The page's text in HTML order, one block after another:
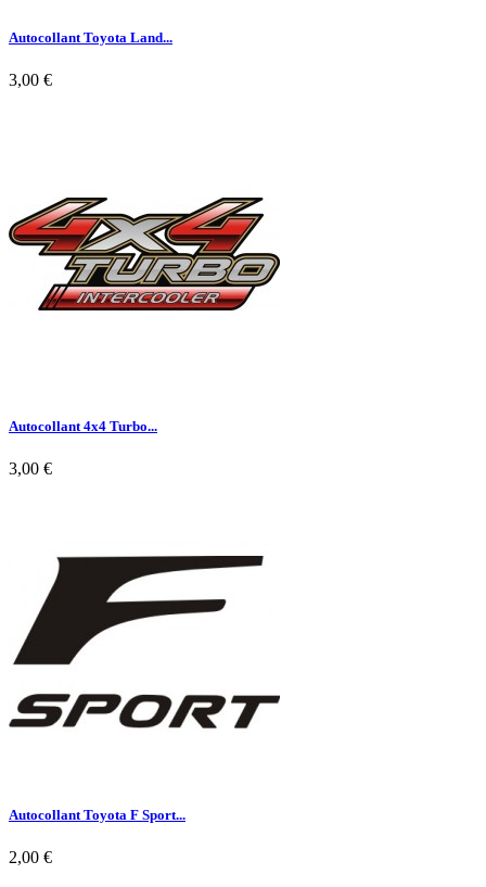
Autocollant Toyota Land...
3,00 €
Autocollant 4x4 Turbo...
3,00 €
Autocollant Toyota F Sport...
2,00 €